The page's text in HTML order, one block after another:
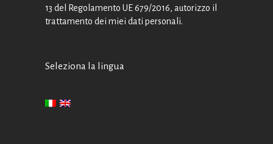
13 del Regolamento UE 679/2016, autorizzo il
trattamento dei miei dati personali.
Seleziona la lingua